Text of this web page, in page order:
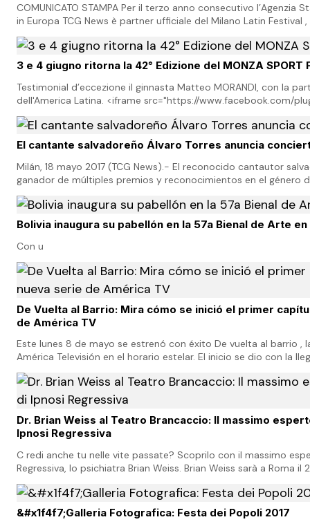
COMUNICATO STAMPA Per il terzo anno consecutivo l’Agenzia
in Europa TCG News è partner ufficiale del Milano Latin Festival
latina in programma ad Assago…
3 e 4 giugno ritorna la 42° Edizione del MONZA SPORT
Testimonial d’eccezione il ginnasta Matteo MORANDI, con la
dell'America Latina. <iframe src="https://www.facebook.com/
href=https%3A%2F%2Fwww.facebook.com%2FTc…
El cantante salvadoreño Álvaro Torres anuncia
Milán, 18 mayo 2017 (TCG News).- El reconocido cantautor
ganador de múltiples premios y reconocimientos en el género
romántica, en una entrevista vía telefónic…
Bolivia inaugura su pabellón en la 57a Bienal de Arte en
Con u
De Vuelta al Barrio: Mira cómo se inició el primer
de América TV
Este lunes 8 de mayo se estrenó con éxito De vuelta al barrio ,
América Televisión en el horario estelar. El inicio se dio con la
Bravo a un vecindario y el amo…
Dr. Brian Weiss al Teatro Brancaccio: Il massimo
Ipnosi Regressiva
C redi anche tu nelle vite passate? Scoprilo con il massimo
Regressiva, lo psichiatra Brian Weiss. Brian Weiss sarà a Roma
&#x1f4f7;Galleria Fotografica: Festa dei Popoli 2017